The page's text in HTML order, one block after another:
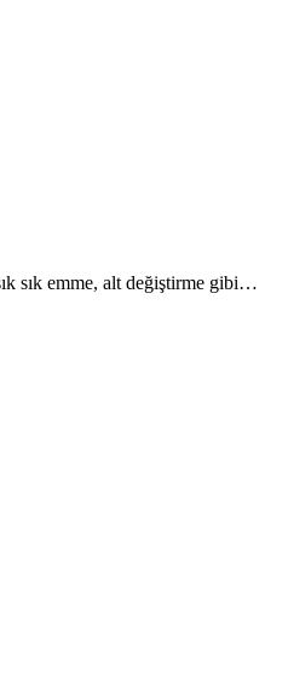
sık emme, alt değiştirme gibi…